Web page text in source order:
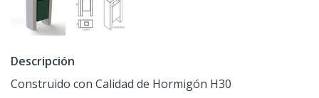
Descripción
Construido con Calidad de Hormigón H30